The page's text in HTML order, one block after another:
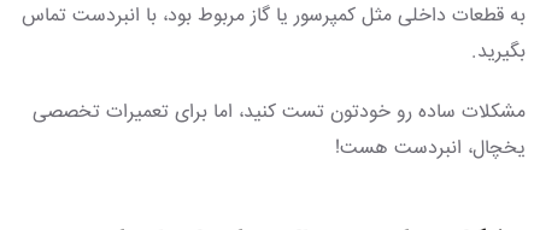
به قطعات داخلی مثل کمپرسور یا گاز مربوط بود، با انبردست تماس
بگیرید.
مشکلات ساده رو خودتون تست کنید، اما برای تعمیرات تخصصی
یخچال، انبردست هست!